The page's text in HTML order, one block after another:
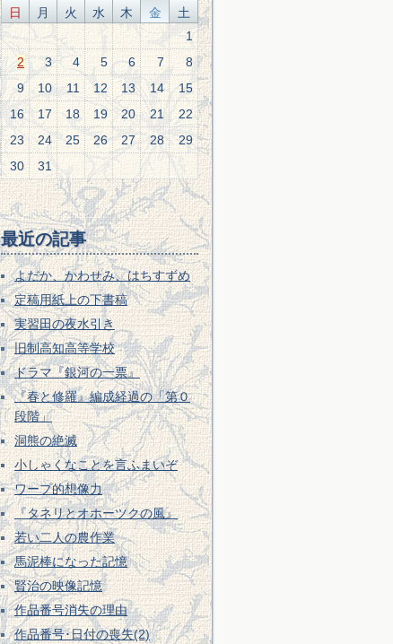
日 月 火 水 木 金
土
1
2
3 4 5 6 7
8
9
10 11 12 13 14
15
16
17 18 19 20 21
22
23
24 25 26 27 28
29
30
31
最近の記事
よだか、かわせみ、はちすずめ
定稿用紙上の下書稿
実習田の夜水引き
旧制高知高等学校
ドラマ『銀河の一票』
『春と修羅』編成経過の「第０
段階」
洞熊の絶滅
小しゃくなことを言ふまいぞ
ワープ的想像力
『タネリとオホーツクの風』
若い二人の農作業
馬泥棒になった記憶
賢治の映像記憶
作品番号消失の理由
作品番号･日付の喪失(2)